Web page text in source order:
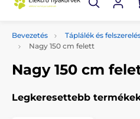
Bevezetés Táplálék és
Nagy 150 cm felett
Nagy 150 cm
Legkeresettebb